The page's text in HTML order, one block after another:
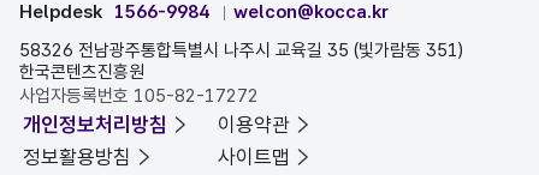
Helpdesk 1566-9984
welcon@kocca.kr
58326 전남광주통합특별시 나주시 교육길 35 (빛가람동 351)
한국콘텐츠진흥원
사업자등록번호 105-82-17272
개인정보처리방침
이용약관
정보활용방침
사이트맵